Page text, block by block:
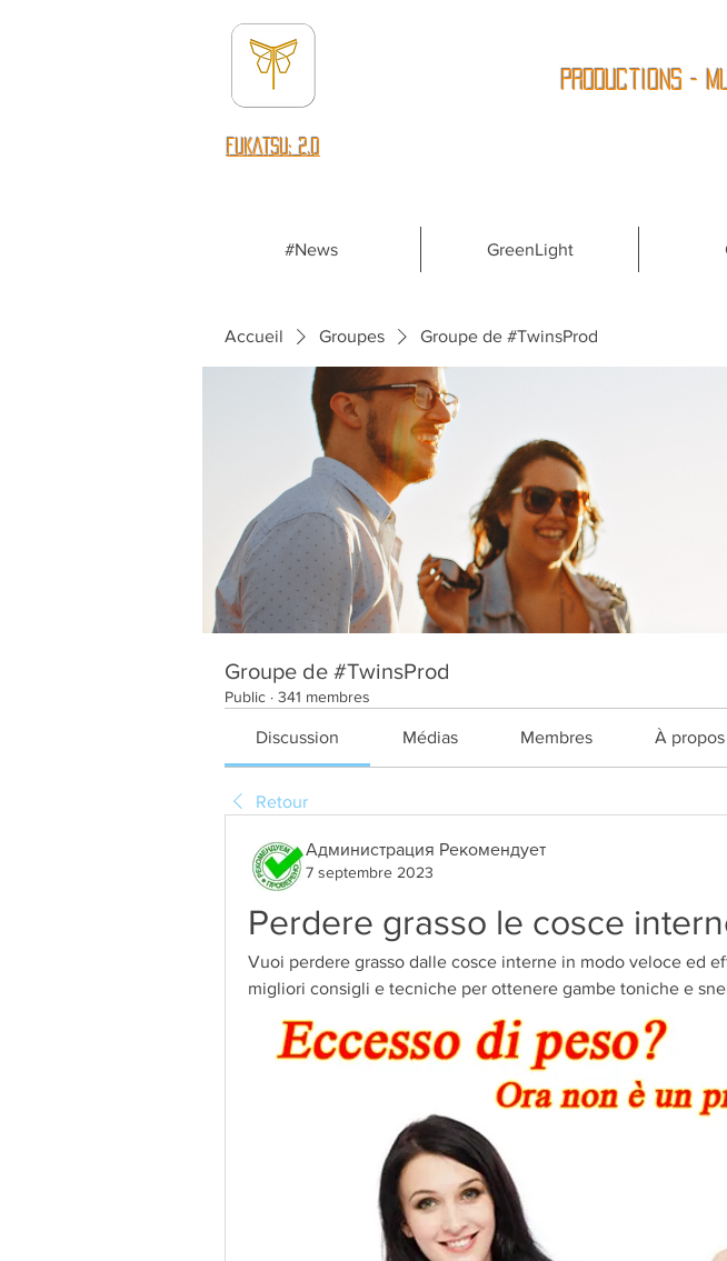
fUKATSU: 2.0
Productions -
#News GreenLight
Accueil Groupes Groupe de #TwinsProd
Groupe de #TwinsProd
Public · 341 membres
Discussion Médias Membres À propos
Retour
Администрация Рекомендует
7 septembre 2023
Perdere grasso le cosce
Vuoi perdere grasso dalle cosce interne in modo veloce ed
migliori consigli e tecniche per ottenere gambe toniche e